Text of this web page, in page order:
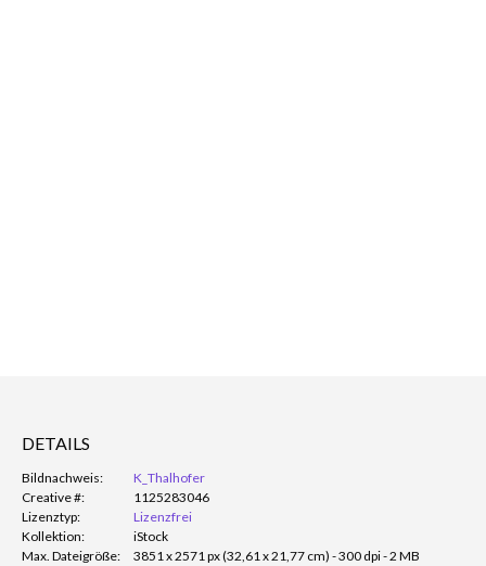
DETAILS
Bildnachweis:
K_Thalhofer
Creative #:
1125283046
Lizenztyp:
Lizenzfrei
Kollektion:
iStock
Max. Dateigröße:
3851 x 2571 px (32,61 x 21,77 cm) - 300 dpi - 2 MB